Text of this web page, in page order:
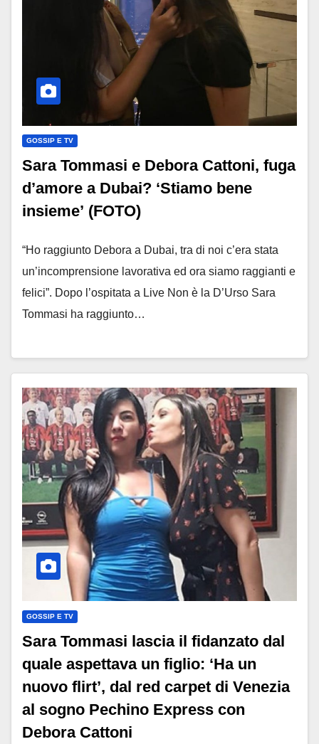
GOSSIP E TV
Sara Tommasi e Debora Cattoni, fuga
d’amore a Dubai? ‘Stiamo bene
insieme’ (FOTO)
“Ho raggiunto Debora a Dubai, tra di noi c’era stata
un’incomprensione lavorativa ed ora siamo raggianti e
felici”. Dopo l’ospitata a Live Non è la D’Urso Sara
Tommasi ha raggiunto…
GOSSIP E TV
Sara Tommasi lascia il fidanzato dal
quale aspettava un figlio: ‘Ha un
nuovo flirt’, dal red carpet di Venezia
al sogno Pechino Express con
Debora Cattoni